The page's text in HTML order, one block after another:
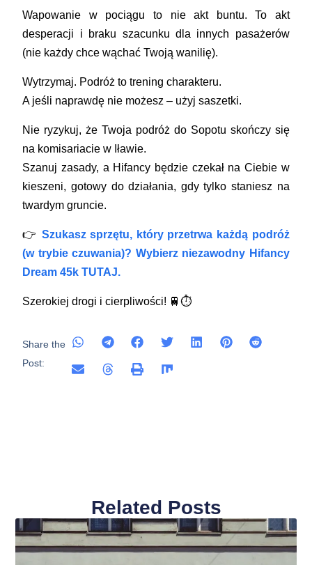
Wapowanie w pociągu to nie akt buntu. To akt
desperacji i braku szacunku dla innych pasażerów
(nie każdy chce wąchać Twoją wanilię).
Wytrzymaj. Podróż to trening charakteru.
A jeśli naprawdę nie możesz – użyj saszetki.
Nie ryzykuj, że Twoja podróż do Sopotu skończy się
na komisariacie w Iławie.
Szanuj zasady, a Hifancy będzie czekał na Ciebie w
kieszeni, gotowy do działania, gdy tylko staniesz na
twardym gruncie.
👉 Szukasz sprzętu, który przetrwa każdą podróż
(w trybie czuwania)? Wybierz niezawodny Hifancy
Dream 45k TUTAJ.
Szerokiej drogi i cierpliwości! 🚆⏱️
Share the
Post:
Related Posts